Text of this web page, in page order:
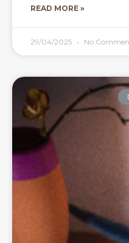
READ MORE »
29/04/2025 No